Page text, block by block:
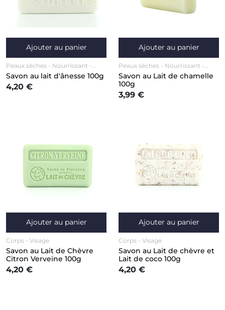
Ajouter au panier
Peaux sèches
Nourrissant
Anti-âge / Anti-rides
Corps
Visage
Savon au lait d'ânesse 100g
4,20 €
Ajouter au panier
Peaux sèches
Nourrissant
Anti-âge / Anti-rides
Visage
Savon au Lait de chamelle
100g
3,99 €
Ajouter au panier
Corps Visage
Savon au Lait de Chèvre
Citron Verveine 100g
4,20 €
Ajouter au panier
Corps Visage
Savon au Lait de chèvre et
Lait de coco 100g
4,20 €